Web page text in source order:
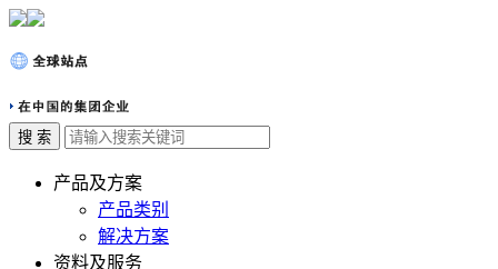
产品及方案
产品类别
解决方案
资料及服务